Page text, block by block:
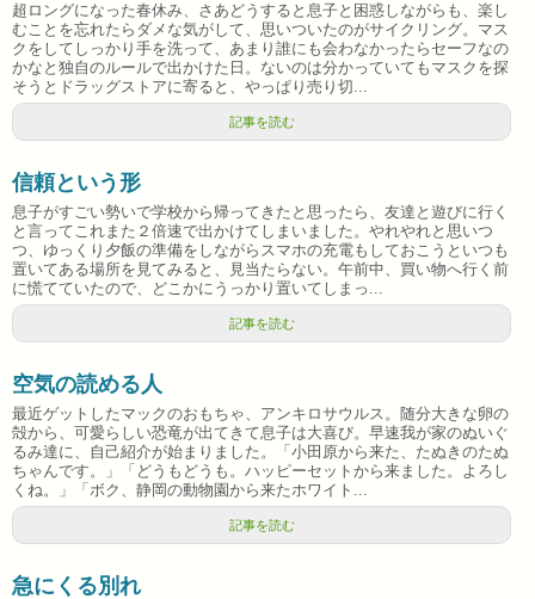
超ロングになった春休み、さあどうすると息子と困惑しながらも、楽し
むことを忘れたらダメな気がして、思いついたのがサイクリング。マス
クをしてしっかり手を洗って、あまり誰にも会わなかったらセーフなの
かなと独自のルールで出かけた日。ないのは分かっていてもマスクを探
そうとドラッグストアに寄ると、やっぱり売り切...
記事を読む
信頼という形
息子がすごい勢いで学校から帰ってきたと思ったら、友達と遊びに行く
と言ってこれまた２倍速で出かけてしまいました。やれやれと思いつ
つ、ゆっくり夕飯の準備をしながらスマホの充電もしておこうといつも
置いてある場所を見てみると、見当たらない。午前中、買い物へ行く前
に慌てていたので、どこかにうっかり置いてしまっ...
記事を読む
空気の読める人
最近ゲットしたマックのおもちゃ、アンキロサウルス。随分大きな卵の
殻から、可愛らしい恐竜が出てきて息子は大喜び。早速我が家のぬいぐ
るみ達に、自己紹介が始まりました。「小田原から来た、たぬきのたぬ
ちゃんです。」「どうもどうも。ハッピーセットから来ました。よろし
くね。」「ボク、静岡の動物園から来たホワイト...
記事を読む
急にくる別れ